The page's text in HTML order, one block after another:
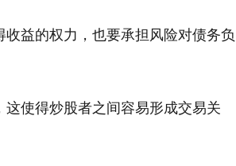
益的权力，也要承担风险对债务负
使得炒股者之间容易形成交易关